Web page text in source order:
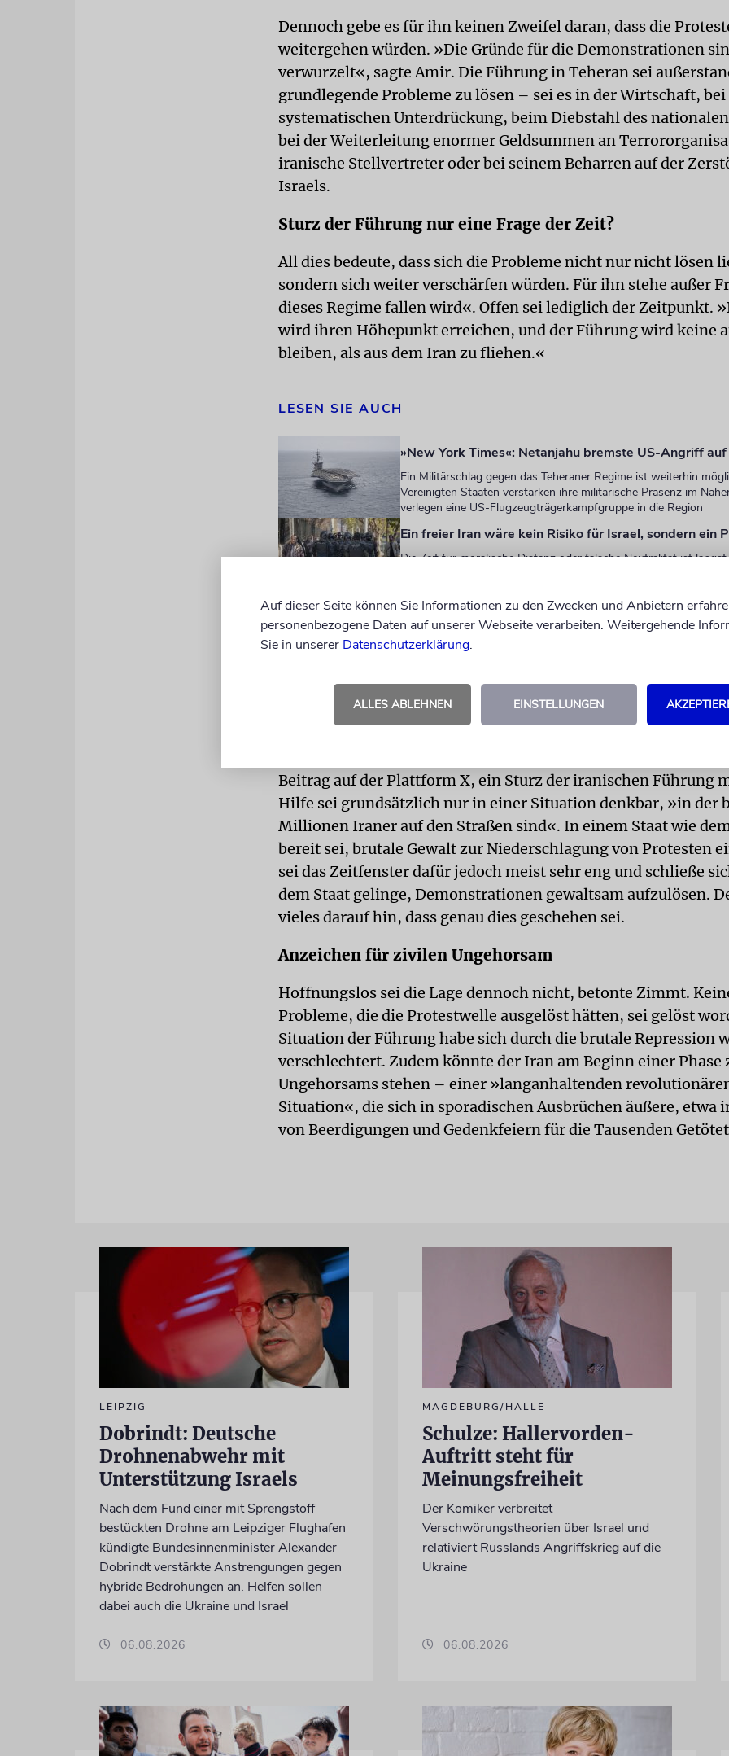
Dennoch gebe es für ihn keinen Zweifel daran, dass die
weitergehen würden. »Die Gründe für die Demonstrationen
verwurzelt«, sagte Amir. Die Führung in Teheran sei
grundlegende Probleme zu lösen – sei es in der Wirtschaft, bei
systematischen Unterdrückung, beim Diebstahl des
bei der Weiterleitung enormer Geldsummen an
iranische Stellvertreter oder bei seinem Beharren auf der
Israels.
Sturz der Führung nur eine Frage der Zeit?
All dies bedeute, dass sich die Probleme nicht nur nicht lösen
sondern sich weiter verschärfen würden. Für ihn stehe außer
dieses Regime fallen wird«. Offen sei lediglich der Zeitpunkt.
wird ihren Höhepunkt erreichen, und der Führung wird keine
bleiben, als aus dem Iran zu fliehen.«
LESEN SIE AUCH
»New York Times«: Netanjahu bremste US-Angriff
Ein Militärschlag gegen das Teheraner Regime ist weiterhin
Vereinigten Staaten verstärken ihre militärische Präsenz im
verlegen eine US-Flugzeugträgerkampfgruppe in die Region
Ein freier Iran wäre kein Risiko für Israel, sondern ein
Die Zeit für moralische Distanz oder falsche Neutralität ist
Für die Freiheit
Seit Wochen protestieren Tausende Menschen in ganz Iran
Deutschland und Europa müssen nun endlich reagieren: Und
Enge Zeitfenster für äußere Einflussnahme
Beitrag auf der Plattform X, ein Sturz der iranischen Führung
Hilfe sei grundsätzlich nur in einer Situation denkbar, »in der
Millionen Iraner auf den Straßen sind«. In einem Staat wie
bereit sei, brutale Gewalt zur Niederschlagung von Protesten
sei das Zeitfenster dafür jedoch meist sehr eng und schließe
dem Staat gelinge, Demonstrationen gewaltsam aufzulösen.
vieles darauf hin, dass genau dies geschehen sei.
Anzeichen für zivilen Ungehorsam
Hoffnungslos sei die Lage dennoch nicht, betonte Zimmt.
Probleme, die die Protestwelle ausgelöst hätten, sei gelöst
Situation der Führung habe sich durch die brutale Repression
verschlechtert. Zudem könnte der Iran am Beginn einer Phase
Ungehorsams stehen – einer »langanhaltenden
Situation«, die sich in sporadischen Ausbrüchen äußere, etwa
von Beerdigungen und Gedenkfeiern für die Tausenden
LEIPZIG
Dobrindt: Deutsche
Drohnenabwehr mit
Unterstützung Israels
Nach dem Fund einer mit Sprengstoff
bestückten Drohne am Leipziger Flughafen
kündigte Bundesinnenminister Alexander
Dobrindt verstärkte Anstrengungen gegen
hybride Bedrohungen an. Helfen sollen
dabei auch die Ukraine und Israel
06.08.2026
MAGDEBURG/HALLE
Schulze: Hallervorden-
Auftritt steht für
Meinungsfreiheit
Der Komiker verbreitet
Verschwörungstheorien über Israel und
relativiert Russlands Angriffskrieg auf die
Ukraine
06.08.2026
Auf dieser Seite können Sie Informationen zu den Zwecken und Anbietern
personenbezogene Daten auf unserer Webseite verarbeiten. Weitergehende
Sie in unserer Datenschutzerklärung.
ALLES ABLEHNEN EINSTELLUNGEN